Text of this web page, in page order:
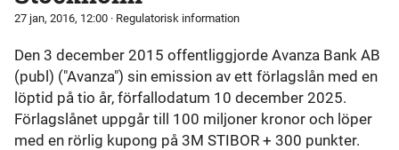
27 jan, 2016, 12:00 · Regulatorisk information
Den 3 december 2015 offentliggjorde Avanza Bank AB
(publ) ("Avanza") sin emission av ett förlagslån med en
löptid på tio år, förfallodatum 10 december 2025.
Förlagslånet uppgår till 100 miljoner kronor och löper
med en rörlig kupong på 3M STIBOR + 300 punkter.